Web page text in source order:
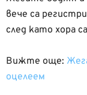
вече са
след като хора
Вижте още:
оцелеем